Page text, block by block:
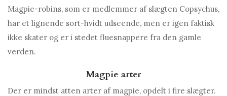
Magpie-robins, som er medlemmer af slægten Copsychus,
har et lignende sort-hvidt udseende, men er igen faktisk
ikke skater og er i stedet fluesnappere fra den gamle
verden.
Magpie arter
Der er mindst atten arter af magpie, opdelt i fire slægter.